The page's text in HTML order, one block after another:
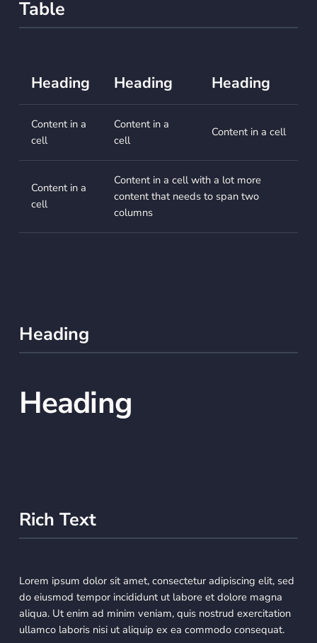
Table
Heading Heading Heading
Content in a
cell
Content in a
cell
Content in a cell
Content in a
cell
Content in a cell with a lot more
content that needs to span two
columns
Heading
Heading
Rich Text
Lorem ipsum dolor sit amet, consectetur adipiscing elit, sed
do eiusmod tempor incididunt ut labore et dolore magna
aliqua. Ut enim ad minim veniam, quis nostrud exercitation
ullamco laboris nisi ut aliquip ex ea commodo consequat.